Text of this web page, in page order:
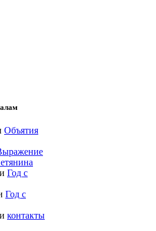
Объятия
Год с
Год с
контакты